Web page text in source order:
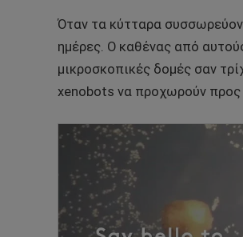
Όταν τα κύτταρα
ημέρες. Ο καθένας από
μικροσκοπικές δομές σαν
xenobots να προχωρούν προς